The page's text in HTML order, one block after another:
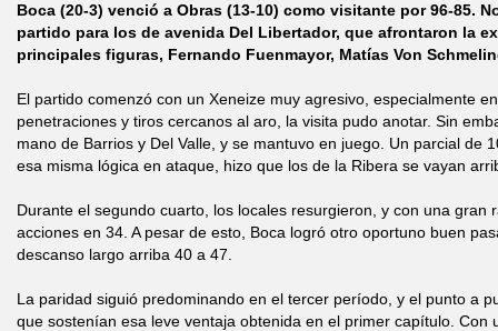
Boca (20-3) venció a Obras (13-10) como visitante por 96-85.
partido para los de avenida Del Libertador, que afrontaron la
principales figuras, Fernando Fuenmayor, Matías Von
El partido comenzó con un Xeneize muy agresivo, especialmente
penetraciones y tiros cercanos al aro, la visita pudo anotar. Sin
mano de Barrios y Del Valle, y se mantuvo en juego. Un parcial de
esa misma lógica en ataque, hizo que los de la Ribera se vayan
Durante el segundo cuarto, los locales resurgieron, y con una gran
acciones en 34. A pesar de esto, Boca logró otro oportuno buen
descanso largo arriba 40 a 47.
La paridad siguió predominando en el tercer período, y el punto a
que sostenían esa leve ventaja obtenida en el primer capítulo. Con